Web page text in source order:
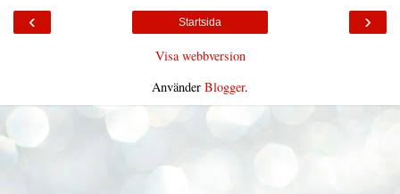
‹ ›
Startsida
Visa webbversion
Använder Blogger.